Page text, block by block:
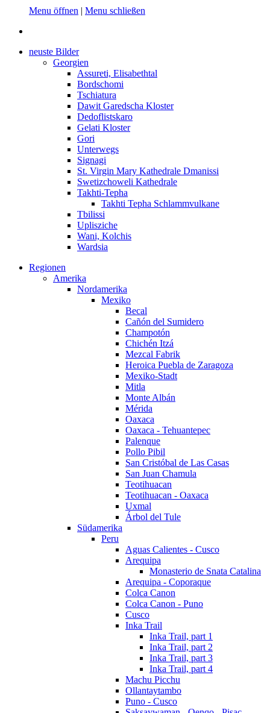
Menu öffnen | Menu schließen
neuste Bilder
Georgien
Assureti, Elisabethtal
Bordschomi
Tschiatura
Dawit Garedscha Kloster
Dedoflistskaro
Gelati Kloster
Gori
Unterwegs
Signagi
St. Virgin Mary Kathedrale Dmanissi
Swetizchoweli Kathedrale
Takhti-Tepha
Takhti Tepha Schlammvulkane
Tbilissi
Uplisziche
Wani, Kolchis
Wardsia
Regionen
Amerika
Nordamerika
Mexiko
Becal
Cañón del Sumidero
Champotón
Chichén Itzá
Mezcal Fabrik
Heroica Puebla de Zaragoza
Mexiko-Stadt
Mitla
Monte Albán
Mérida
Oaxaca
Oaxaca - Tehuantepec
Palenque
Pollo Pibil
San Cristóbal de Las Casas
San Juan Chamula
Teotihuacan
Teotihuacan - Oaxaca
Uxmal
Árbol del Tule
Südamerika
Peru
Aguas Calientes - Cusco
Arequipa
Monasterio de Snata Catalina
Arequipa - Coporaque
Colca Canon
Colca Canon - Puno
Cusco
Inka Trail
Inka Trail, part 1
Inka Trail, part 2
Inka Trail, part 3
Inka Trail, part 4
Machu Picchu
Ollantaytambo
Puno - Cusco